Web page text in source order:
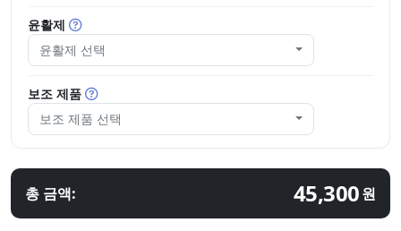
윤활제
윤활제 선택
보조 제품
보조 제품 선택
총 금액: 45,300원